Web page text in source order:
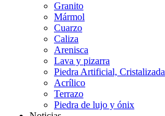
Granito
Mármol
Cuarzo
Caliza
Arenisca
Lava y pizarra
Piedra Artificial, Cristalizada
Acrílico
Terrazo
Piedra de lujo y ónix